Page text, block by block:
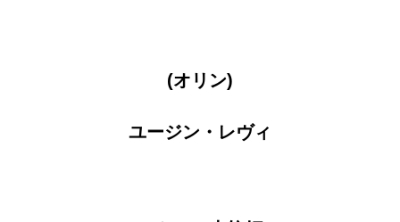
(オリン)
ユージン・レヴィ